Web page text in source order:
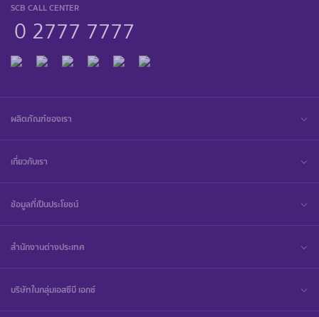
SCB CALL CENTER
0 2777 7777
ผลิตภัณฑ์ของเรา
เกี่ยวกับเรา
ข้อมูลที่เป็นประโยชน์
สำนักงานต่างประเทศ
บริษัทในกลุ่มเอสซีบี เอกซ์